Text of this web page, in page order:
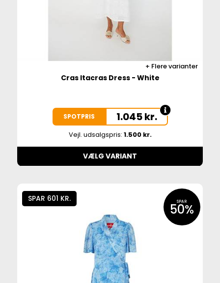
Flere varianter
Cras Itacras Dress - White
SPOTPRIS 1.045kr.
Vejl. udsalgspris: 1.500 kr.
VÆLG VARIANT
SPAR 601 KR. SPAR
50%